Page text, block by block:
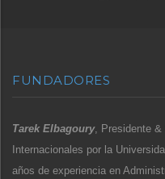
FUNDADORES
Tarek Elbagoury, Presidente &
Internacionales por la
años de experiencia en